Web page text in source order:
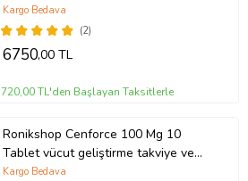
(2)
Kargo Bedava
6750,00 TL
720,00 TL'den Başlayan Taksitlerle
Ronikshop Cenforce 100 Mg 10
Tablet vücut geliştirme takviye ve
enerji takviyesi (Ebru Mavi)
Kargo Bedava